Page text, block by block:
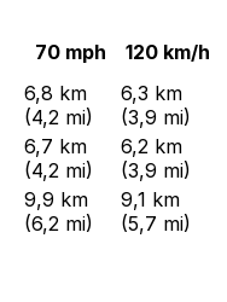
70 mph 120 km/h
6,8 km
(4,2 mi)
6,3 km
(3,9 mi)
6,7 km
(4,2 mi)
6,2 km
(3,9 mi)
9,9 km
(6,2 mi)
9,1 km
(5,7 mi)